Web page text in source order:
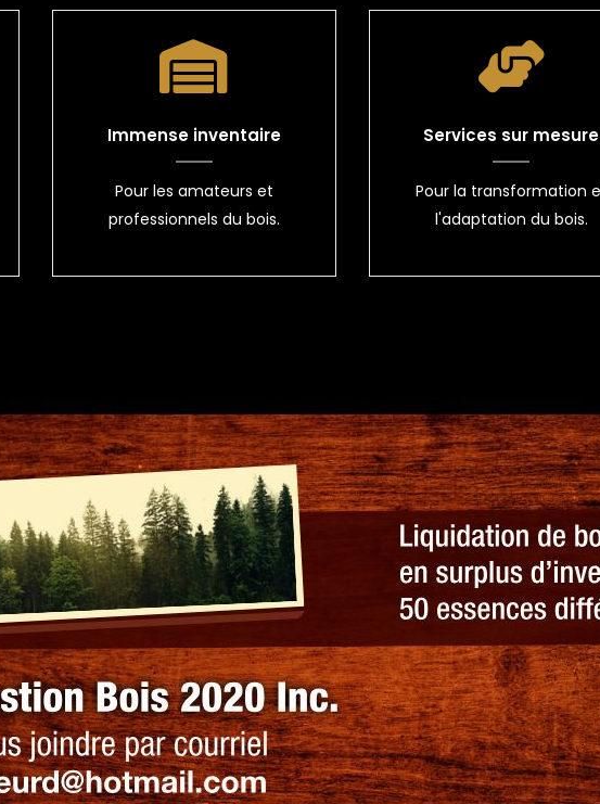
Immense inventaire
Pour les amateurs et
professionnels du bois.
Services sur mesure
Pour la transformation
l'adaptation du bois.